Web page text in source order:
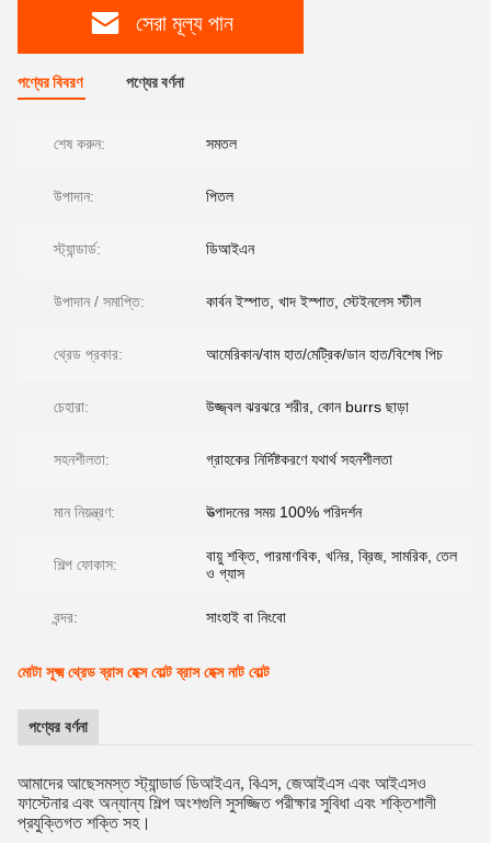
সেরা মূল্য পান
পণ্যের বিবরণ পণ্যের বর্ণনা
শেষ করুন: সমতল
উপাদান: পিতল
স্ট্যান্ডার্ড: ডিআইএন
উপাদান / সমাপ্তি: কার্বন ইস্পাত, খাদ ইস্পাত, স্টেইনলেস স্টীল
থ্রেড প্রকার: আমেরিকান/বাম হাত/মেট্রিক/ডান হাত/বিশেষ পিচ
চেহারা: উজ্জ্বল ঝরঝরে শরীর, কোন burrs ছাড়া
সহনশীলতা: গ্রাহকের নির্দিষ্টকরণে যথার্থ সহনশীলতা
মান নিয়ন্ত্রণ: উত্পাদনের সময় 100% পরিদর্শন
শিল্প ফোকাস:
বায়ু শক্তি, পারমাণবিক, খনির, ব্রিজ, সামরিক, তেল
ও গ্যাস
বন্দর: সাংহাই বা নিংবো
মোটা সূক্ষ্ম থ্রেড ব্রাস হেক্স বোল্ট ব্রাস হেক্স নাট বোল্ট
পণ্যের বর্ণনা
আমাদের আছেসমস্ত স্ট্যান্ডার্ড ডিআইএন, বিএস, জেআইএস এবং আইএসও
ফাস্টেনার এবং অন্যান্য শিল্প অংশগুলি সুসজ্জিত পরীক্ষার সুবিধা এবং শক্তিশালী
প্রযুক্তিগত শক্তি সহ।